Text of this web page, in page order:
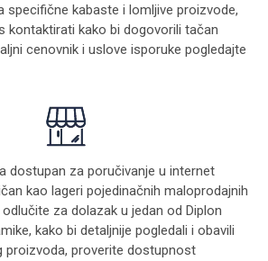
specifične kabaste i lomljive proizvode,
kontaktirati kako bi dogovorili tačan
cenovnik i uslove isporuke pogledajte
dostupan za poručivanje u internet
kao lageri pojedinačnih maloprodajnih
za dolazak u jedan od Diplon
kako bi detaljnije pogledali i obavili
proizvoda, proverite dostupnost